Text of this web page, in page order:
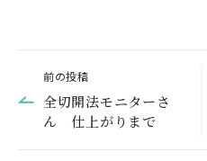
前の投稿
全切開法モニターさ
ん 仕上がりまで